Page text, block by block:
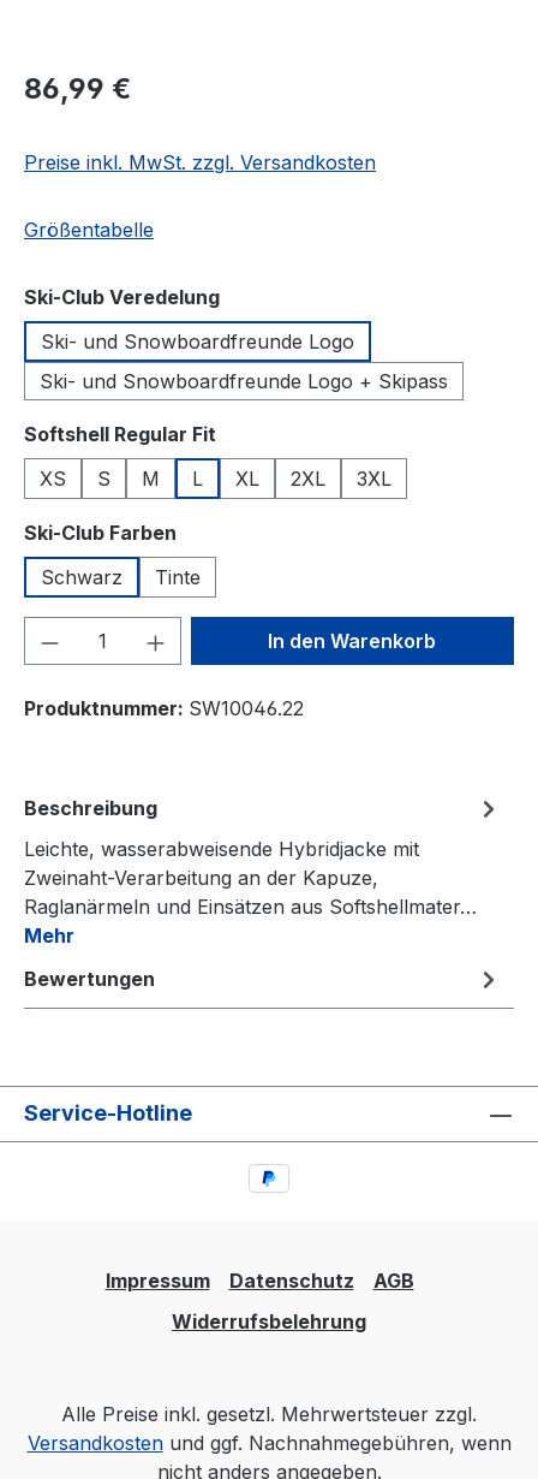
Regulärer Preis:
86,99 €
Preise inkl. MwSt. zzgl. Versandkosten
Größentabelle
Ski-Club Veredelungauswählen
Ski- und Snowboardfreunde Logo
Ski- und Snowboardfreunde Logo + Skipass
Softshell Regular Fit
XS
S M L XL 2XL 3XL
Ski-Club Farben
Schwarz
Tinte
Produkt Anzahl: Gib denIn den Warenkorb
Produktnummer: SW10046.22
Beschreibung
Leichte, wasserabweisende Hybridjacke mit
Zweinaht-Verarbeitung an der Kapuze,
Raglanärmeln und Einsätzen aus Softshellmater…
Mehr
Bewertungen
Service-Hotline
Impressum Datenschutz
AGB
Widerrufsbelehrung
Alle Preise inkl. gesetzl. Mehrwertsteuer zzgl.
Versandkostenund ggf. Nachnahmegebühren, wenn
nicht anders angegeben.